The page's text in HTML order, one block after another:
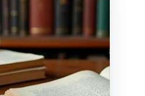
вы
до
участок без